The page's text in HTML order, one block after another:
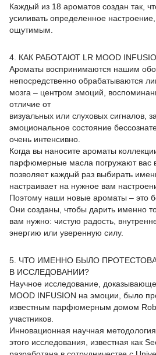
Каждый из 18 ароматов создан так,
усиливать определенное
ощутимым.
4. КАК РАБОТАЮТ LR MOOD
Ароматы воспринимаются нашим
непосредственно обрабатываются
мозга – центром эмоций,
отличие от
визуальных или слуховых сигналов,
эмоциональное состояние
очень интенсивно.
Когда вы наносите ароматы
парфюмерные масла погружают вас
позволяет каждый раз выбирать
настраивает на нужное вам
Поэтому наши новые ароматы – это
Они созданы, чтобы дарить именно
вам нужно: чистую радость,
энергию или уверенную силу.
5. ЧТО ИМЕННО БЫЛО
В ИССЛЕДОВАНИИ?
Научное исследование,
MOOD INFUSION на эмоции, было
известным парфюмерным домом
участников.
Инновационная научная
этого исследования, известная как